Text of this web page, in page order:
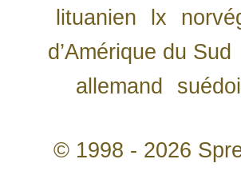
lituanien
lx
d’Amérique du Sud
allemand
© 1998 - 2026